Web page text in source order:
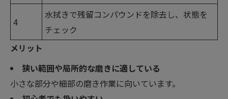
4
水拭きで残留コンパウンドを除去し、状態を
チェック
メリット
狭い範囲や局所的な磨きに適している
小さな部分や細部の磨き作業に向いています。